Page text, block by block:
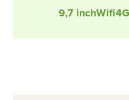
9,7 inchWifi